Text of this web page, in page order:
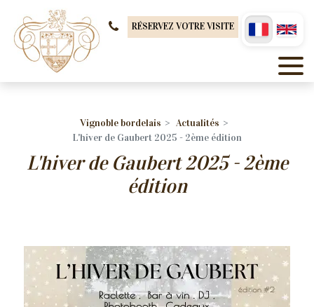
RÉSERVEZ VOTRE VISITE
Vignoble bordelais
Actualités
L'hiver de Gaubert 2025 - 2ème édition
L'hiver de Gaubert 2025 - 2ème
édition
Panneau de gestion des cookies